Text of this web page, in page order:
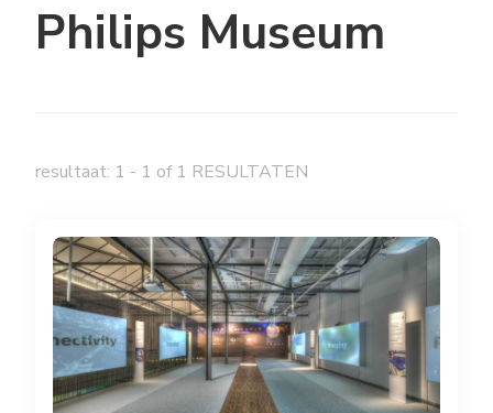
Philips Museum
resultaat: 1 - 1 of 1 RESULTATEN